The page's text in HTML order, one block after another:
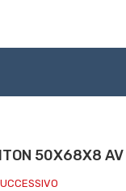
50X68X8 AV